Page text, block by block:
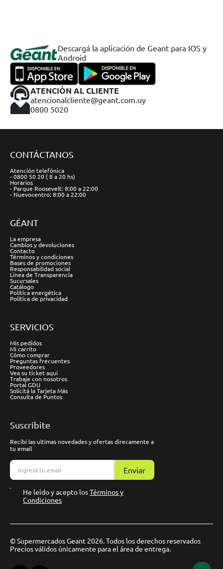
Descargá la aplicación de Geant para IOS y
Android
ATENCIÓN AL CLIENTE
atencionalcliente@geant.com.uy
0800 5020
CONTÁCTANOS
Atención telefónica
- 0800 50 20 ( 8 a 20 hs)
Horarios
- Parque Roosevelt: 8:00 a 22:00
- Nuevocentro: 8:00 a 22:00
GÉANT
La empresa
Cambios y devoluciones
Contacto
Términos y condiciones
Bases de promociones
Responsabilidad social
Línea de Transparencia
Sucursales
Catálogo
Política energética
Política de privacidad
SERVICIOS
Mis pedidos
Mi carrito
Cómo comprar
Preguntas frecuentes
Proveedores
Vea su ticket aquí
Trabaje con nosotros
Portal GDU
Solicitá la Tarjeta Más
Consulta de Puntos
Suscríbite
Recibí las ultimas novedades y ofertas direcamente a
tu email
Enviar
He leído y acepto losTérminos y
Condiciones
© Supermercados Geant 2026. Todos los derechos reservados
Precios válidos únicamente para el área de entrega.